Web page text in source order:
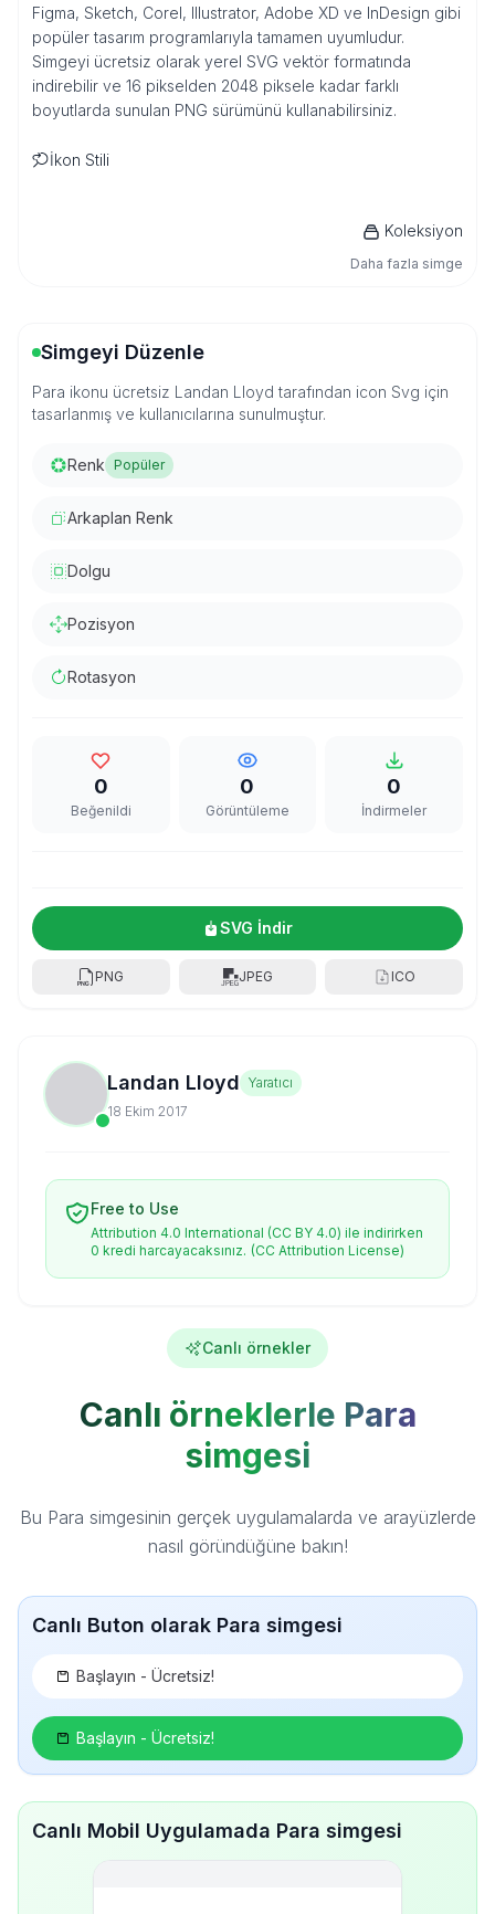
Figma, Sketch, Corel, Illustrator, Adobe XD ve InDesign gibi
popüler tasarım programlarıyla tamamen uyumludur.
Simgeyi ücretsiz olarak yerel SVG vektör formatında
indirebilir ve 16 pikselden 2048 piksele kadar farklı
boyutlarda sunulan PNG sürümünü kullanabilirsiniz.
İkon Stili
Koleksiyon
Daha fazla simge
Simgeyi Düzenle
Para ikonu ücretsiz Landan Lloyd tarafından icon Svg için
tasarlanmış ve kullanıcılarına sunulmuştur.
Renk Popüler
Arkaplan Renk
Dolgu
Pozisyon
Rotasyon
0
Beğenildi
0
Görüntüleme
0
İndirmeler
SVG İndir
PNG JPEG ICO
Landan Lloyd Yaratıcı
18 Ekim 2017
Free to Use
Attribution 4.0 International (CC BY 4.0) ile indirirken
0 kredi harcayacaksınız. (CC Attribution License)
Canlı örnekler
Canlı örneklerle Para
simgesi
Bu Para simgesinin gerçek uygulamalarda ve arayüzlerde
nasıl göründüğüne bakın!
Canlı Buton olarak Para simgesi
Başlayın - Ücretsiz!
Başlayın - Ücretsiz!
Canlı Mobil Uygulamada Para simgesi